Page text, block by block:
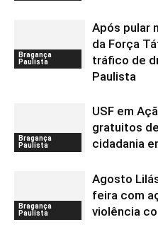
Bragança
Paulista
Após pular
da Força
tráfico de
Paulista
Bragança
Paulista
USF em
gratuitos
cidadania
Bragança
Paulista
Agosto
feira com
violência